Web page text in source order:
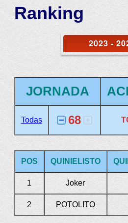
Ranking
2023 -
JORNADA
Todas 68
POS QUINIELISTO
1 Joker
2 POTOLITO